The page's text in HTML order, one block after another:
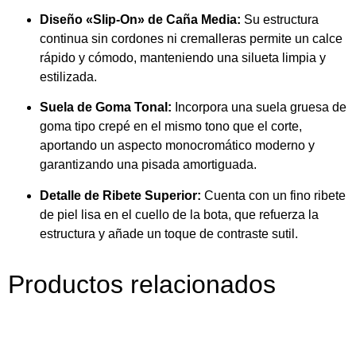
Diseño «Slip-On» de Caña Media: Su estructura
continua sin cordones ni cremalleras permite un calce
rápido y cómodo, manteniendo una silueta limpia y
estilizada.
Suela de Goma Tonal: Incorpora una suela gruesa de
goma tipo crepé en el mismo tono que el corte,
aportando un aspecto monocromático moderno y
garantizando una pisada amortiguada.
Detalle de Ribete Superior: Cuenta con un fino ribete
de piel lisa en el cuello de la bota, que refuerza la
estructura y añade un toque de contraste sutil.
Productos relacionados